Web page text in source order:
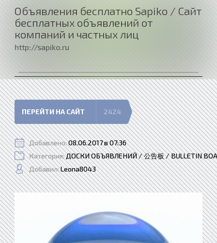
Объявления бесплатно Sapiko / Сайт
бесплатных объявлений от
компаний и частных лиц
http://sapiko.ru
ПЕРЕЙТИ НА САЙТ 2424
Добавлено:08.06.2017 в 07:36
Категория:ДОСКИ ОБЪЯВЛЕНИЙ / 公告板 / BULLETIN
Добавил:Leona8043